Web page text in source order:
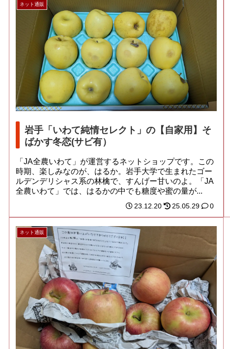
ネット通販
岩手「いわて純情セレクト」の【自家用】そ
ばかす冬恋(サビ有）
「JA全農いわて」が運営するネットショップです。この
時期、楽しみなのが、はるか。岩手大学で生まれたゴー
ルデンデリシャス系の林檎で、すんげー甘いのよ。「JA
全農いわて」では、はるかの中でも糖度や蜜の量が...
23.12.20 25.05.29 0
ネット通販